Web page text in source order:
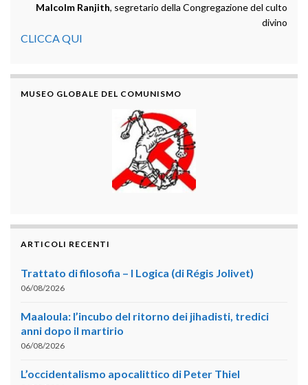
Malcolm Ranjith, segretario della Congregazione del culto
divino
CLICCA QUI
MUSEO GLOBALE DEL COMUNISMO
ARTICOLI RECENTI
Trattato di filosofia – I Logica (di Régis Jolivet)
06/08/2026
Maaloula: l’incubo del ritorno dei jihadisti, tredici
anni dopo il martirio
06/08/2026
L’occidentalismo apocalittico di Peter Thiel